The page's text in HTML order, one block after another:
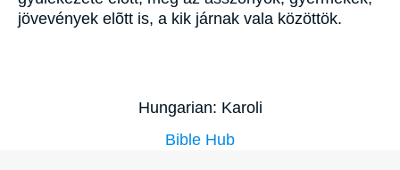
jövevények elõtt is, a kik járnak vala közöttök.
Hungarian: Karoli
Bible Hub